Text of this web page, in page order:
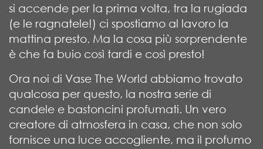
si accende per la prima volta, tra la rugiada
(e le ragnatele!) ci spostiamo al lavoro la
mattina presto. Ma la cosa più sorprendente
è che fa buio così tardi e così presto!
Ora noi di Vase The World abbiamo trovato
qualcosa per questo, la nostra serie di
candele e bastoncini profumati. Un vero
creatore di atmosfera in casa, che non solo
fornisce una luce accogliente, ma il profumo